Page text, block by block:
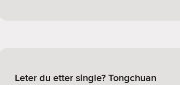
Leter du etter single? Tongchuan